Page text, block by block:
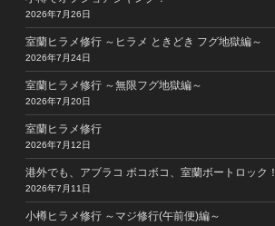
2026年7月26日
室蘭ヒラメ修行 ～ヒラメ ときどき フグ地獄編～
2026年7月24日
室蘭ヒラメ修行 ～無限フグ地獄編～
2026年7月20日
室蘭ヒラメ修行
2026年7月12日
港外でも、アブラコ ボコボコ、室蘭ボートロック！
2026年7月11日
小樽ヒラメ修行 ～マジ修行(午前便)編～